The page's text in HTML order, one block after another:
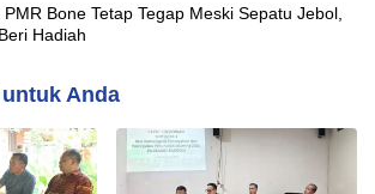
Bone Tetap Tegap Meski Sepatu Jebol,
Hadiah
Anda